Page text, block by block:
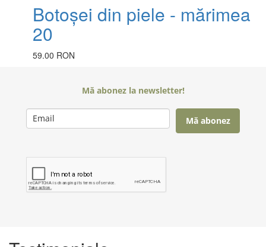
Botoșei din piele - mărimea
20
59.00 RON
Mă abonez la newsletter!
Mă abonez